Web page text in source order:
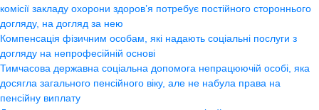
комісії закладу охорони здоров’я потребує постійного стороннього
догляду, на догляд за нею
Компенсація фізичним особам, які надають соціальні послуги з
догляду на непрофесійній основі
Тимчасова державна соціальна допомога непрацюючій особі, яка
досягла загального пенсійного віку, але не набула права на
пенсійну виплату